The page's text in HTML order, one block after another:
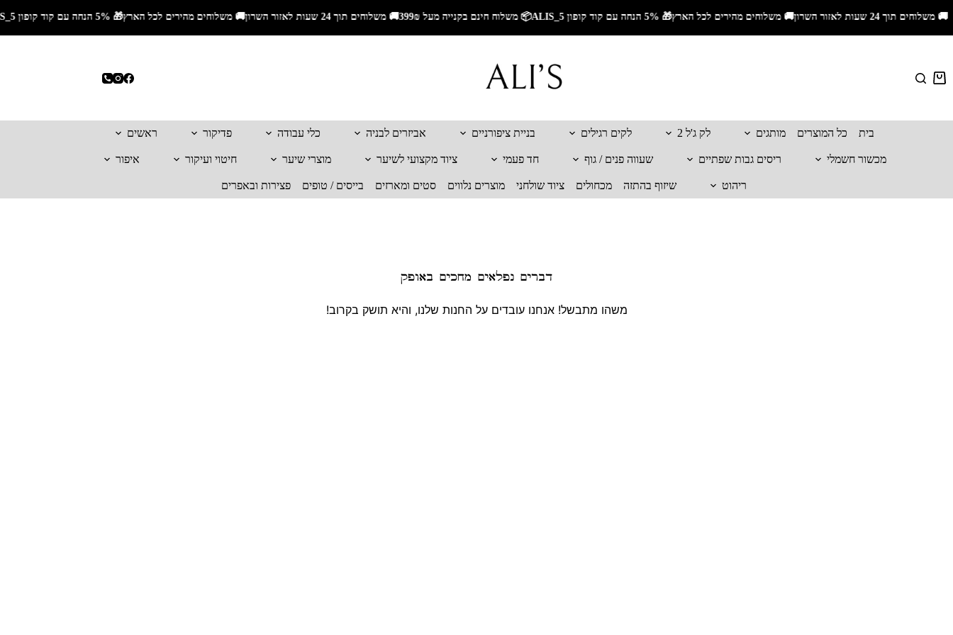
🚚 משלוחים תוך 24 שעות לאזור השרון🚚 משלוחים מהירים לכל הארץ🎁 5% הנחה עם קוד קופון ALIS_5📦 משלוח חינם בקנייה מעל 399₪ 🚚 משלוחים תוך 24 שעות לאזור השרון🚚 משלוחים מהירים לכל הארץ🎁 5% הנחה עם קוד קופון ALIS_5📦 משלוח חינם בקנייה מעל 299₪
בית כל המוצרים מותגים לק ג'ל 2 לקים רגילים בניית ציפורניים אביזרים לבניה כלי עבודה פדיקור ראשים
מכשור חשמלי ריסים גבות שפתיים שעווה פנים / גוף חד פעמי ציוד מקצועי לשיער מוצרי שיער חיטוי ועיקור איפור
ריהוט שיזוף בהתזה מכחולים ציוד שולחני מוצרים נלווים סטים ומארזים בייסים / טופים פצירות ובאפרים
דברים נפלאים מחכים באופק
משהו מתבשל! אנחנו עובדים על החנות שלנו, והיא תושק בקרוב!